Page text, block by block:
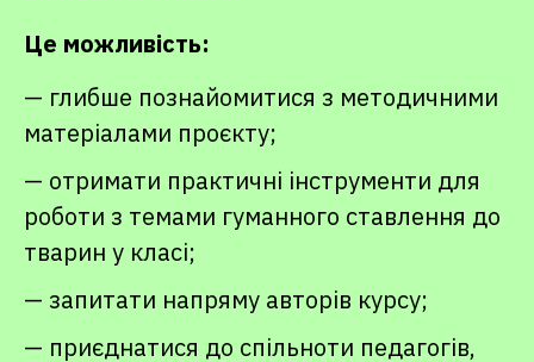
Це можливість:
— глибше познайомитися з методичними
матеріалами проєкту;
— отримати практичні інструменти для
роботи з темами гуманного ставлення до
тварин у класі;
— запитати напряму авторів курсу;
— приєднатися до спільноти педагогів,